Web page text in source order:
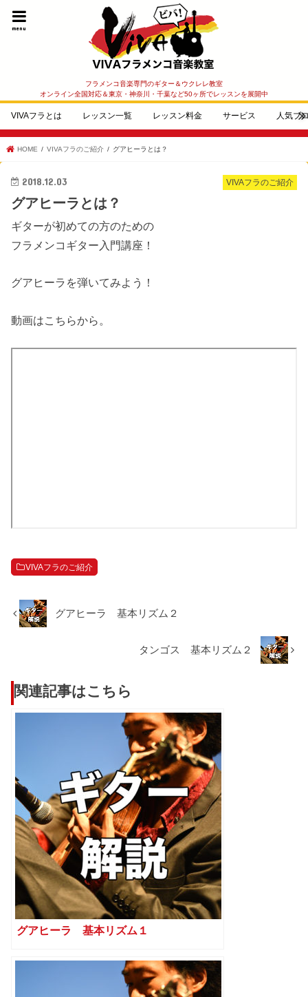
フラメンコ音楽専門のギター＆ウクレレ教室
オンライン全国対応＆東京・神奈川・千葉など50ヶ所でレッスンを展開中
menu
VIVAフラとは レッスン一覧 レッスン料金 サービス 人気ブ
HOME VIVAフラのご紹介 グアヒーラとは？
VIVAフラのご紹介
2018.12.03
グアヒーラとは？
ギターが初めての方のための
フラメンコギター入門講座！
グアヒーラを弾いてみよう！
動画はこちらから。
VIVAフラのご紹介
グアヒーラ 基本リズム２
タンゴス 基本リズム２
関連記事はこちら
グアヒーラ 基本リズム１